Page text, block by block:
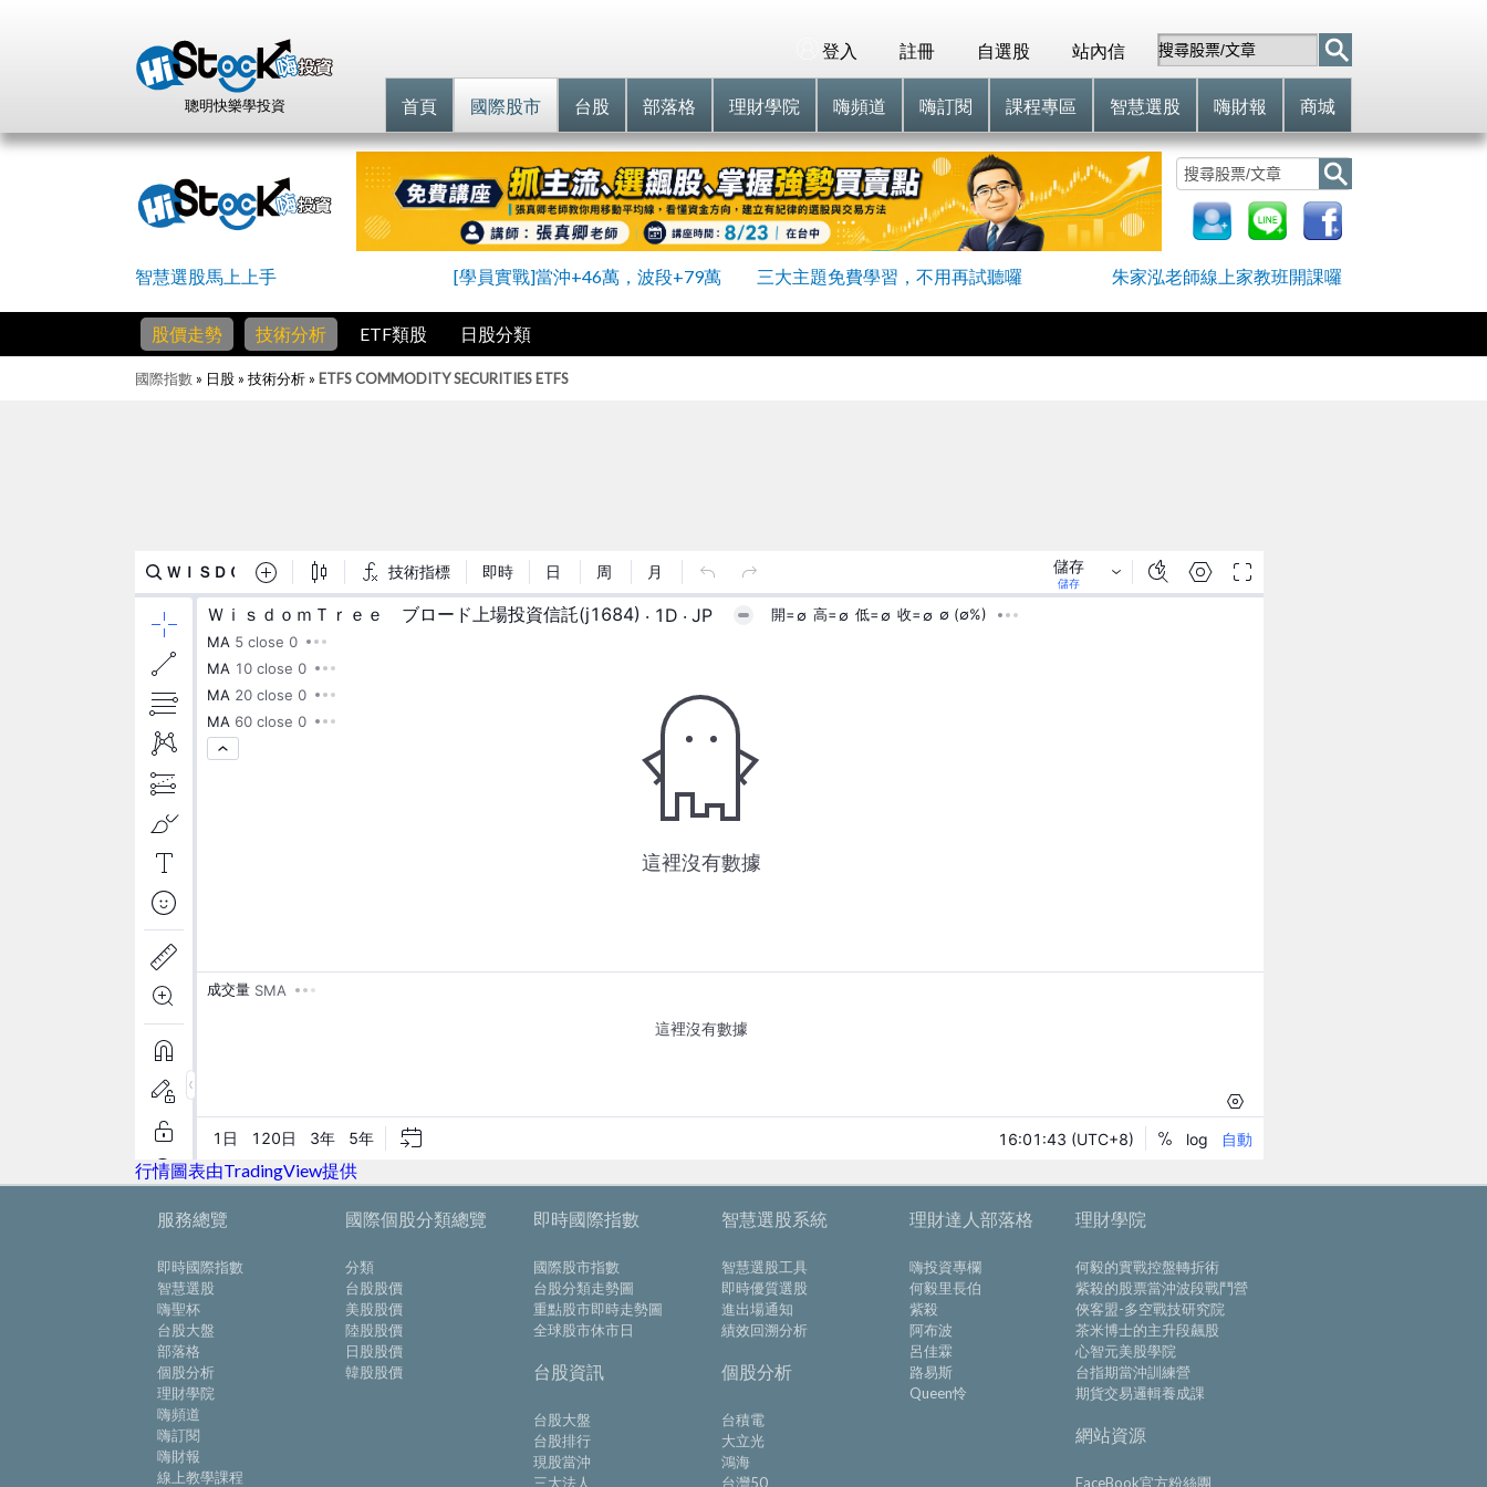
聰明快樂學投資
站內信
自選股
註冊
登入
首頁 國際股市 台股 部落格 理財學院 嗨頻道 嗨訂閱 課程專區 智慧選股 嗨財報 商城
智慧選股馬上上手 [學員實戰]當沖+46萬，波段+79萬 三大主題免費學習，不用再試聽囉 朱家泓老師線上家教班開課囉
股價走勢 技術分析 ETF類股 日股分類
國際指數 » 日股 » 技術分析 » ETFS COMMODITY SECURITIES ETFS
行情圖表由TradingView提供
服務總覽
即時國際指數
智慧選股
嗨聖杯
台股大盤
部落格
個股分析
理財學院
嗨頻道
嗨訂閱
嗨財報
線上教學課程
國際個股分類總覽
分類
台股股價
美股股價
陸股股價
日股股價
韓股股價
即時國際指數
國際股市指數
台股分類走勢圖
重點股市即時走勢圖
全球股市休市日
台股資訊
台股大盤
台股排行
現股當沖
三大法人
智慧選股系統
智慧選股工具
即時優質選股
進出場通知
績效回溯分析
個股分析
台積電
大立光
鴻海
台灣50
理財達人部落格
嗨投資專欄
何毅里長伯
紫殺
阿布波
呂佳霖
路易斯
Queen怜
理財學院
何毅的實戰控盤轉折術
紫殺的股票當沖波段戰鬥營
俠客盟-多空戰技研究院
茶米博士的主升段飆股
心智元美股學院
台指期當沖訓練營
期貨交易邏輯養成課
網站資源
FaceBook官方粉絲團